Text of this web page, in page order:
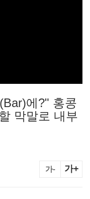
에?" 홍콩
막말로 내부
가- 가+